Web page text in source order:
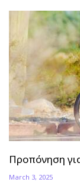
Προπόνηση
March 3, 2025